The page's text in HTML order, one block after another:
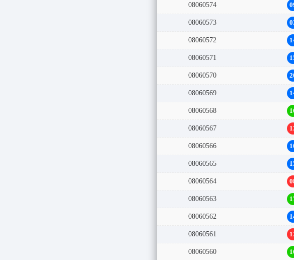
08060575
08060574
08060573
08060572
08060571
08060570
08060569
08060568
08060567
08060566
08060565
08060564
08060563
08060562
08060561